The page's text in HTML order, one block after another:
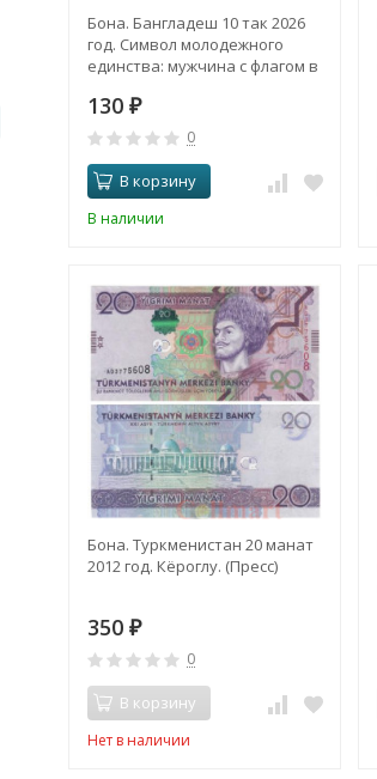
Бона. Бангладеш 10 так 2026
год. Символ молодежного
единства: мужчина с флагом в
130 ₽
0
В корзину
В наличии
Бона. Туркменистан 20 манат
2012 год. Кёроглу. (Пресс)
350 ₽
0
В корзину
Нет в наличии